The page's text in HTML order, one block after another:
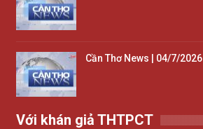
Cần Thơ News | 04/7/2026
Với khán giả THTPCT